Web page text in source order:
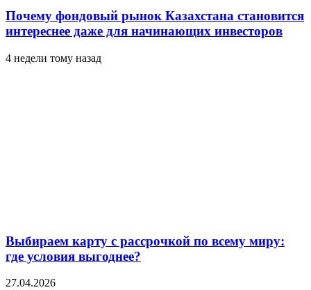
Почему фондовый рынок Казахстана становится
интереснее даже для начинающих инвесторов
4 недели тому назад
Выбираем карту с рассрочкой по всему миру:
где условия выгоднее?
27.04.2026